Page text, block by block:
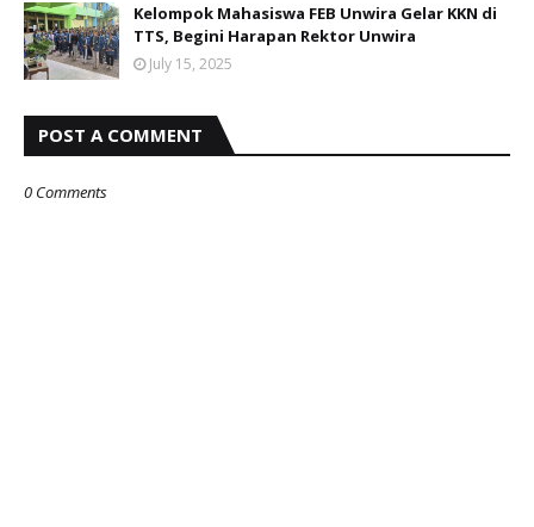
Kelompok Mahasiswa FEB Unwira Gelar KKN di
TTS, Begini Harapan Rektor Unwira
July 15, 2025
POST A COMMENT
0 Comments